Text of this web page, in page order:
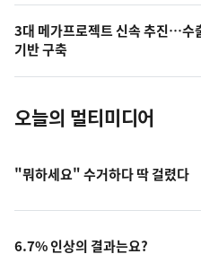
의
사
진
3대 메가프로젝트 신속 추진…수
기반 구축
오늘의 멀티미디어
"뭐하세요" 수거하다 딱 걸렸다
6.7% 인상의 결과는요?